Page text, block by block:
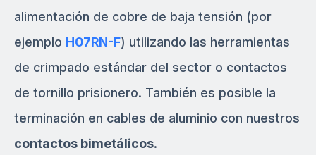
alimentación de cobre de baja tensión (por
ejemplo H07RN-F) utilizando las herramientas
de crimpado estándar del sector o contactos
de tornillo prisionero. También es posible la
terminación en cables de aluminio con nuestros
contactos bimetálicos.